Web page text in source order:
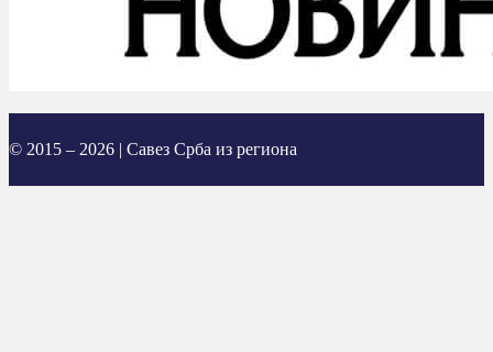
© 2015 – 2026 | Савез Срба из региона